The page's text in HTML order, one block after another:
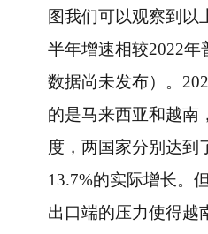
图我们可以观察到以
半年增速相较2022年
数据尚未发布）。
的是马来西亚和越南
度，两国家分别达到
13.7%的实际增长。
出口端的压力使得越